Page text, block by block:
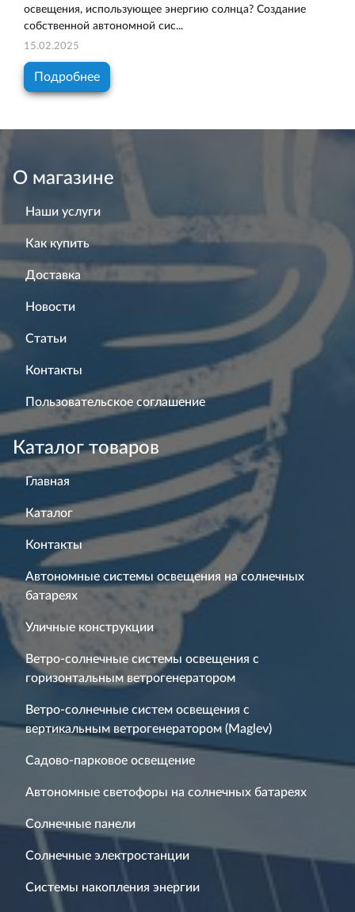
освещения, использующее энергию солнца? Создание
собственной автономной сис...
15.02.2025
Подробнее
О магазине
Наши услуги
Как купить
Доставка
Новости
Статьи
Контакты
Пользовательское соглашение
Каталог товаров
Главная
Каталог
Контакты
Автономные системы освещения на солнечных
батареях
Уличные конструкции
Ветро-солнечные системы освещения с
горизонтальным ветрогенератором
Ветро-солнечные систем освещения с
вертикальным ветрогенератором (Maglev)
Садово-парковое освещение
Автономные светофоры на солнечных батареях
Солнечные панели
Солнечные электростанции
Системы накопления энергии